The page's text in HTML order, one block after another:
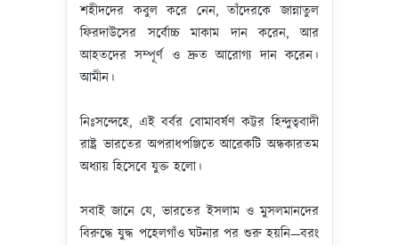
শহীদদের কবুল করে নেন, তাঁদেরকে জান্নাতুল
ফিরদাউসের সর্বোচ্চ মাকাম দান করেন, আর
আহতদের সম্পূর্ণ ও দ্রুত আরোগ্য দান করেন।
আমীন।
নিঃসন্দেহে, এই বর্বর বোমাবর্ষণ কট্টর হিন্দুত্ববাদী
রাষ্ট্র ভারতের অপরাধপঞ্জিতে আরেকটি অন্ধকারতম
অধ্যায় হিসেবে যুক্ত হলো।
সবাই জানে যে, ভারতের ইসলাম ও মুসলমানদের
বিরুদ্ধে যুদ্ধ পহেলগাঁও ঘটনার পর শুরু হয়নি—বরং